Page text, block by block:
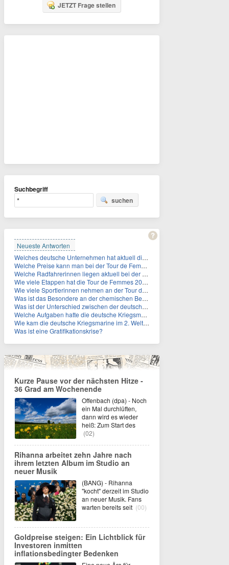
JETZT Frage stellen
Suchbegriff
suchen
Neueste Antworten
Welches deutsche Unternehmen hat aktuell die höchste Marktkapitalisierung?
Welche Preise kann man bei der Tour de Femmes 2026 gewinnen?
Welche Radfahrerinnen liegen aktuell bei der Tour de Femmes in der Gesamtwertung auf den ersten 3 Plåtzen?
Wie viele Etappen hat die Tour de Femmes 2026?
Wie viele Sportlerinnen nehmen an der Tour de Femmes teil?
Was ist das Besondere an der chemischen Bezeichnung für Titin?
Was ist der Unterschied zwischen der deutschen Kriegsmarine im 2. Weltkrieg und der Naziflotte?
Welche Aufgaben hatte die deutsche Kriegsmarine im 2. Weltkrieg im Schwarzen Meer?
Wie kam die deutsche Kriegsmarine im 2. Weltkrieg ins Schwarze Meer?
Was ist eine Gratifikationskrise?
Kurze Pause vor der nächsten Hitze -
36 Grad am Wochenende
Offenbach (dpa) - Noch
ein Mal durchlüften,
dann wird es wieder
heiß: Zum Start des
(02)
Rihanna arbeitet zehn Jahre nach
ihrem letzten Album im Studio an
neuer Musik
(BANG) - Rihanna
"kocht" derzeit im Studio
an neuer Musik. Fans
warten bereits seit (00)
Goldpreise steigen: Ein Lichtblick für
Investoren inmitten
inflationsbedingter Bedenken